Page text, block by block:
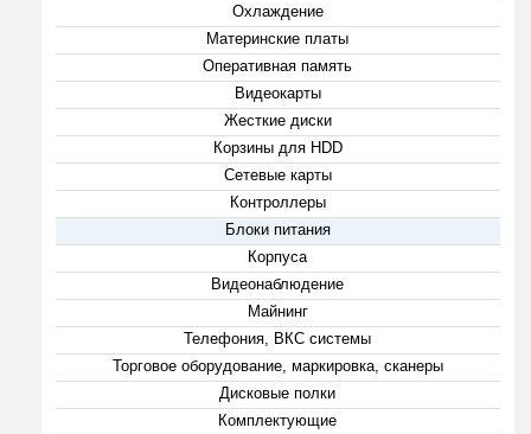
Охлаждение
Материнские платы
Оперативная память
Видеокарты
Жесткие диски
Корзины для HDD
Сетевые карты
Контроллеры
Блоки питания
Корпуса
Видеонаблюдение
Майнинг
Телефония, ВКС системы
Торговое оборудование, маркировка, сканеры
Дисковые полки
Комплектующие